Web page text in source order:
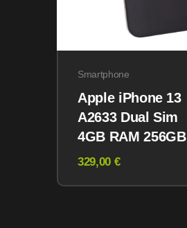
Smartphone
Apple iPhone 13
A2633 Dual Sim
4GB RAM 256GB
Midnight
329,00 €